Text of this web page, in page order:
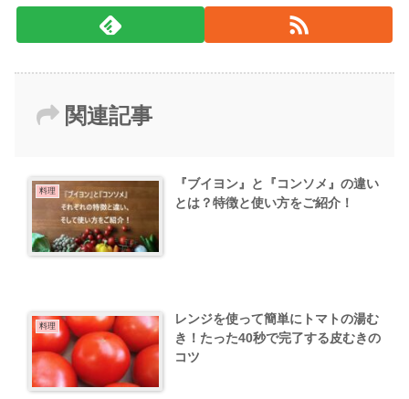
関連記事
料理
『ブイヨン』と『コンソメ』の違い
とは？特徴と使い方をご紹介！
料理
レンジを使って簡単にトマトの湯む
き！たった40秒で完了する皮むきの
コツ